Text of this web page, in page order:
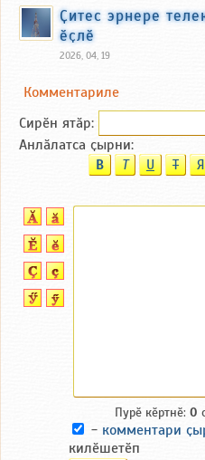
Ҫитес эрнере
ӗҫлӗ
2026, 04, 19
Комментариле
Сирӗн ятӑp:
Анлӑлатса ҫырни:
B T U T
Пурӗ кӗртнӗ: 0
- комментари
килӗшетӗп